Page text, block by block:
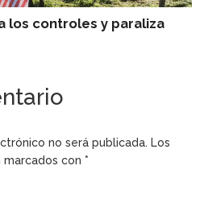
los controles y paraliza
no será publicada. Los
con *